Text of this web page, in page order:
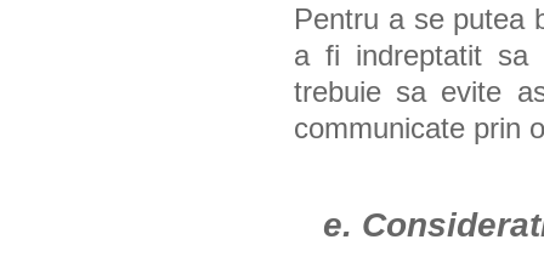
Pentru a se putea
a fi indreptatit sa
trebuie sa evite
communicate prin
e.